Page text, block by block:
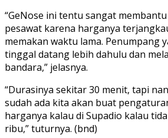
“GeNose ini tentu sangat
pesawat karena harganya
memakan waktu lama. Penumpang
tinggal datang lebih dahulu dan
bandara,” jelasnya.
“Durasinya sekitar 30 menit, tapi
sudah ada kita akan buat
harganya kalau di Supadio kalau
ribu,” tuturnya. (bnd)